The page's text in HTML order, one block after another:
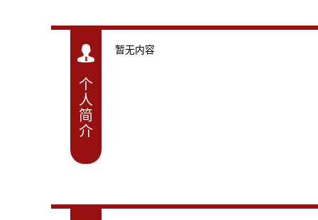
个
人
简
介
暂无内容